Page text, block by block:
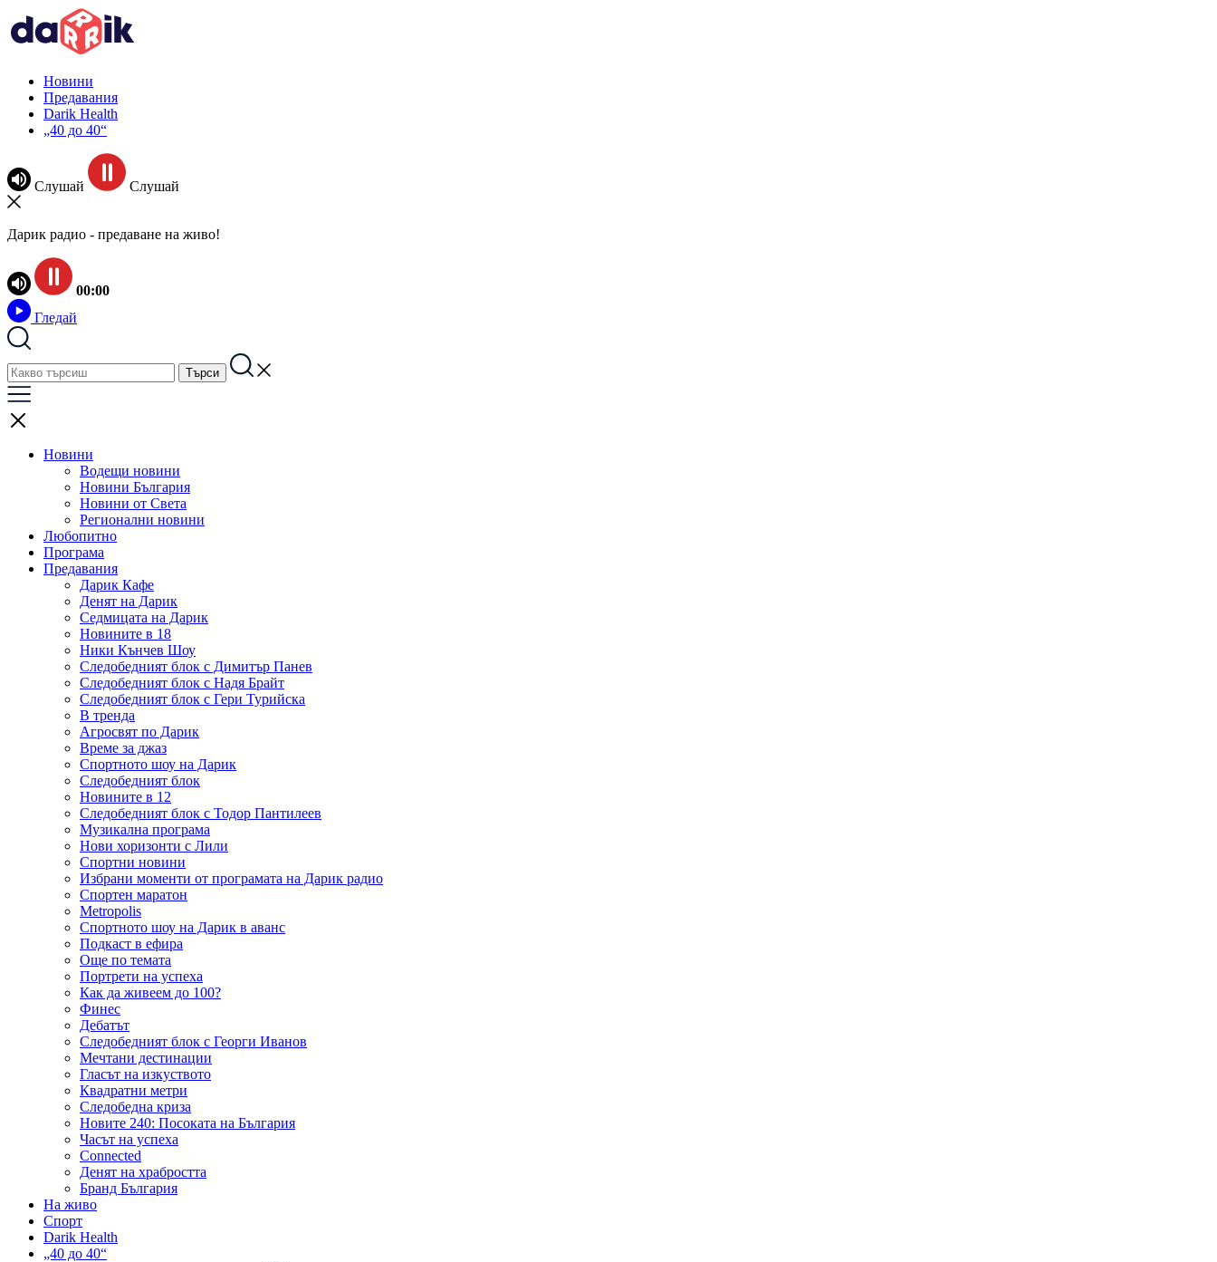
Новини
Предавания
Darik Health
„40 до 40“
Слушай Слушай
Дарик радио - предаване на живо!
00:00
Гледай
Новини
Водещи новини
Новини България
Новини от Света
Регионални новини
Любопитно
Програма
Предавания
Дарик Кафе
Денят на Дарик
Седмицата на Дарик
Новините в 18
Ники Кънчев Шоу
Следобедният блок с Димитър Панев
Следобедният блок с Надя Брайт
Следобедният блок с Гери Турийска
В тренда
Агросвят по Дарик
Време за джаз
Спортното шоу на Дарик
Следобедният блок
Новините в 12
Следобедният блок с Тодор Пантилеев
Музикална програма
Нови хоризонти с Лили
Спортни новини
Избрани моменти от програмата на Дарик радио
Спортен маратон
Metropolis
Спортното шоу на Дарик в аванс
Подкаст в ефира
Още по темата
Портрети на успеха
Как да живеем до 100?
Финес
Дебатът
Следобедният блок с Георги Иванов
Мечтани дестинации
Гласът на изкуството
Квадратни метри
Следобедна криза
Новите 240: Посоката на България
Часът на успеха
Connected
Денят на храбростта
Бранд България
На живо
Спорт
Darik Health
„40 до 40“